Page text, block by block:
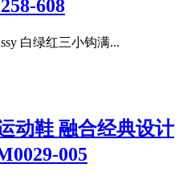
608
白绿红三小钩满...
动鞋 融合经典设计
005